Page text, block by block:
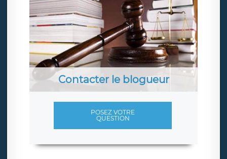
Contacter le blogueur
POSEZ VOTRE
QUESTION